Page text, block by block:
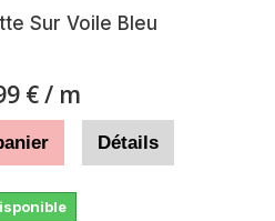
Sur Voile Bleu
€/ m
Détails